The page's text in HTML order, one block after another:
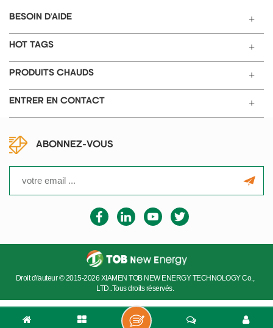
BESOIN D'AIDE
HOT TAGS
PRODUITS CHAUDS
ENTRER EN CONTACT
ABONNEZ-VOUS
Droit d\'auteur © 2015-2026 XIAMEN TOB NEW ENERGY TECHNOLOGY Co.,
LTD..Tous droits réservés.